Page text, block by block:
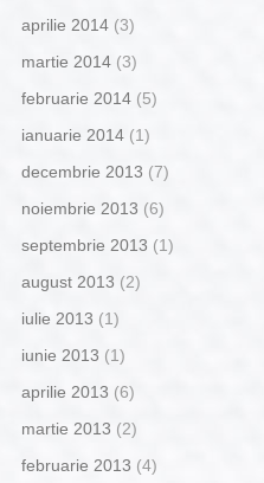
aprilie 2014(3)
martie 2014(3)
februarie 2014(5)
ianuarie 2014(1)
decembrie 2013 (7)
noiembrie 2013 (6)
septembrie 2013 (1)
august 2013 (2)
iulie 2013 (1)
iunie 2013 (1)
aprilie 2013 (6)
martie 2013 (2)
februarie 2013 (4)